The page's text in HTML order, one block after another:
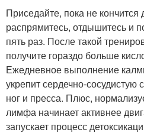
Приседайте, пока не
распрямитесь, отдышитесь и
пять раз. После такой
получите гораздо больше
Ежедневное выполнение
укрепит сердечно-
ног и пресса. Плюс,
лимфа начинает активнее
запускает процесс